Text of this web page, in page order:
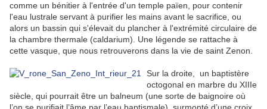
comme un bénitier à l'entrée d'un temple païen, pour contenir
l'eau lustrale servant à purifier les mains avant le sacrifice, ou
alors un bassin qui s'élevait du plancher à l'extrémité circulaire de
la chambre thermale (caldarium). Une légende se rattache à
cette vasque, que nous retrouverons dans la vie de saint Zenon.
Sur la droite, un baptistère
octogonal en marbre du XIIIe
siècle, qui pourrait être un balneum (une sorte de baignoire où